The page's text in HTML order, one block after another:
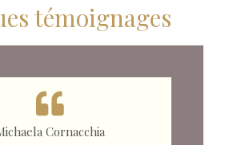
témoignages
Cornacchia